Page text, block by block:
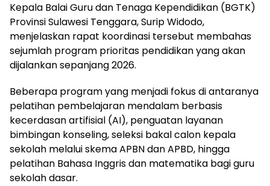
Kepala Balai Guru dan Tenaga Kependidikan (BGTK)
Provinsi Sulawesi Tenggara, Surip Widodo,
menjelaskan rapat koordinasi tersebut membahas
sejumlah program prioritas pendidikan yang akan
dijalankan sepanjang 2026.
Beberapa program yang menjadi fokus di antaranya
pelatihan pembelajaran mendalam berbasis
kecerdasan artifisial (AI), penguatan layanan
bimbingan konseling, seleksi bakal calon kepala
sekolah melalui skema APBN dan APBD, hingga
pelatihan Bahasa Inggris dan matematika bagi guru
sekolah dasar.